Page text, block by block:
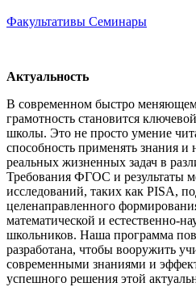
Факультативы Семинары
Актуальность
В современном быстро
грамотность становится
школы. Это не просто умение
способность применять знания
реальных жизненных задач в
Требования ФГОС и результаты
исследований, таких как PISA,
целенаправленного
математической и естественно-
школьников. Наша программа
разработана, чтобы вооружить
современными знаниями и
успешного решения этой